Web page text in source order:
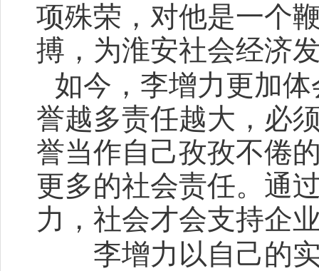
项殊荣，对他是一个
搏，为淮安社会经济
如今，李增力更加
誉越多责任越大，必
誉当作自己孜孜不倦
更多的社会责任。通
力，社会才会支持企
李增力以自己的实